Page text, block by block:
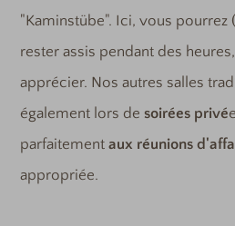
"Kaminstübe". Ici, vous pourrez
rester assis pendant des
apprécier. Nos autres salles
également lors de soirées privé
parfaitement aux réunions
appropriée.